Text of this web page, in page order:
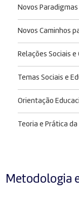
Novos
Novos Caminhos
Relações Sociais
Temas Sociais e
Orientação
Teoria e Prática
Metodologia